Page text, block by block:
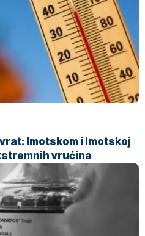
Imotskom i Imotskoj
vrućina